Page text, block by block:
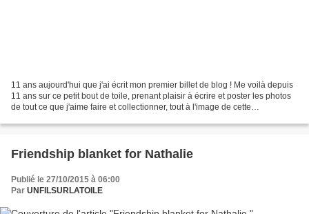
11 ans aujourd'hui que j'ai écrit mon premier billet de blog ! Me voilà depuis
11 ans sur ce petit bout de toile, prenant plaisir à écrire et poster les photos
de tout ce que j'aime faire et collectionner, tout à l'image de cette
Friendship blanket for Nathalie
Publié le 27/10/2015 à 06:00
Par UNFILSURLATOILE